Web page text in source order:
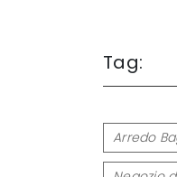
Tag:
Arredo